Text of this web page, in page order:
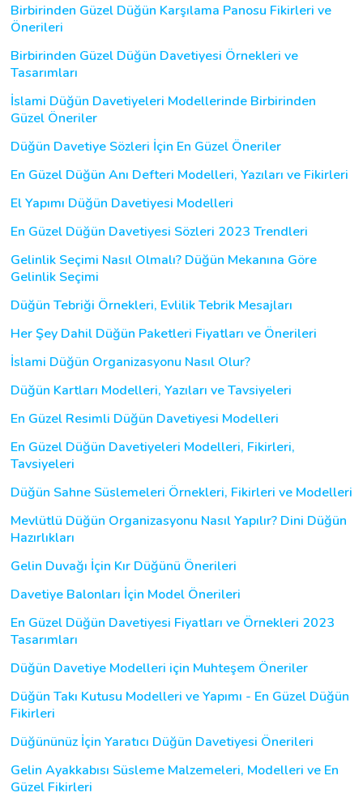
Birbirinden Güzel Düğün Karşılama Panosu Fikirleri ve
Önerileri
Birbirinden Güzel Düğün Davetiyesi Örnekleri ve
Tasarımları
İslami Düğün Davetiyeleri Modellerinde Birbirinden
Güzel Öneriler
Düğün Davetiye Sözleri İçin En Güzel Öneriler
En Güzel Düğün Anı Defteri Modelleri, Yazıları ve Fikirleri
El Yapımı Düğün Davetiyesi Modelleri
En Güzel Düğün Davetiyesi Sözleri 2023 Trendleri
Gelinlik Seçimi Nasıl Olmalı? Düğün Mekanına Göre
Gelinlik Seçimi
Düğün Tebriği Örnekleri, Evlilik Tebrik Mesajları
Her Şey Dahil Düğün Paketleri Fiyatları ve Önerileri
İslami Düğün Organizasyonu Nasıl Olur?
Düğün Kartları Modelleri, Yazıları ve Tavsiyeleri
En Güzel Resimli Düğün Davetiyesi Modelleri
En Güzel Düğün Davetiyeleri Modelleri, Fikirleri,
Tavsiyeleri
Düğün Sahne Süslemeleri Örnekleri, Fikirleri ve Modelleri
Mevlütlü Düğün Organizasyonu Nasıl Yapılır? Dini Düğün
Hazırlıkları
Gelin Duvağı İçin Kır Düğünü Önerileri
Davetiye Balonları İçin Model Önerileri
En Güzel Düğün Davetiyesi Fiyatları ve Örnekleri 2023
Tasarımları
Düğün Davetiye Modelleri için Muhteşem Öneriler
Düğün Takı Kutusu Modelleri ve Yapımı - En Güzel Düğün
Fikirleri
Düğününüz İçin Yaratıcı Düğün Davetiyesi Önerileri
Gelin Ayakkabısı Süsleme Malzemeleri, Modelleri ve En
Güzel Fikirleri